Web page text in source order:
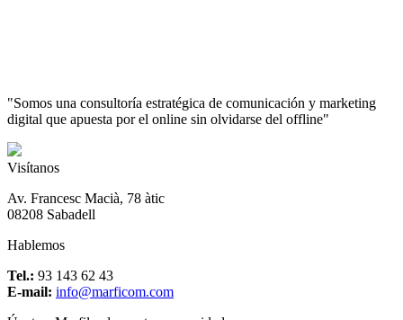
"Somos una consultoría estratégica de comunicación y marketing
digital que apuesta por el online sin olvidarse del offline"
Visítanos
Av. Francesc Macià, 78 àtic
08208 Sabadell
Hablemos
Tel.: 93 143 62 43
E-mail: info@marficom.com